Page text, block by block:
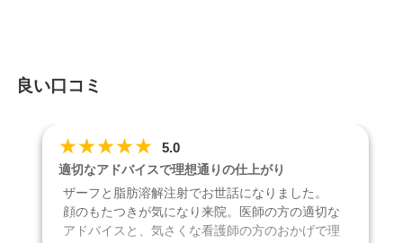
良い口コミ
★★★★★ 5.0
適切なアドバイスで理想通りの仕上がり
ザーフと脂肪溶解注射でお世話になりました。
顔のもたつきが気になり来院。医師の方の適切な
アドバイスと、気さくな看護師の方のおかげで理